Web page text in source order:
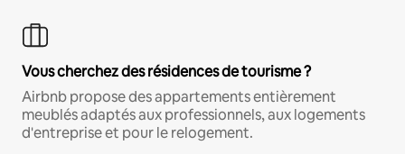
Vous cherchez des résidences de tourisme ?
Airbnb propose des appartements entièrement
meublés adaptés aux professionnels, aux logements
d'entreprise et pour le relogement.